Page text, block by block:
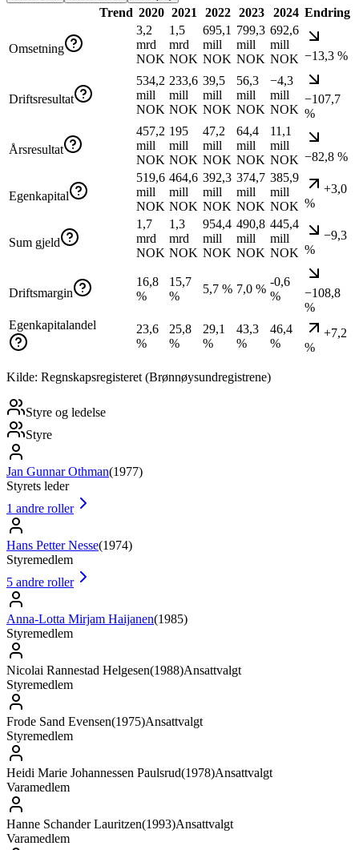
Trend 2020 2021 2022 2023 2024 Endring
Omsetning
3,2
mrd
NOK
1,5
mrd
NOK
695,1
mill
NOK
799,3
mill
NOK
692,6
mill
NOK −13,3 %
Driftsresultat
534,2
mill
NOK
233,6
mill
NOK
39,5
mill
NOK
56,3
mill
NOK
−4,3
mill
NOK
−107,7
%
Årsresultat
457,2
mill
NOK
195
mill
NOK
47,2
mill
NOK
64,4
mill
NOK
11,1
mill
NOK −82,8 %
Egenkapital
519,6
mill
NOK
464,6
mill
NOK
392,3
mill
NOK
374,7
mill
NOK
385,9
mill
NOK
+3,0
%
Sum gjeld
1,7
mrd
NOK
1,3
mrd
NOK
954,4
mill
NOK
490,8
mill
NOK
445,4
mill
NOK
−9,3
%
Driftsmargin
16,8
%
15,7
%
5,7 % 7,0 %
-0,6
%
−108,8
%
Egenkapitalandel
23,6
%
25,8
%
29,1
%
43,3
%
46,4
%
+7,2
%
Kilde: Regnskapsregisteret (Brønnøysundregistrene)
Styre og ledelse
Styre
Jan Gunnar Othman(1977)
Styrets leder
1 andre roller
Hans Petter Nesse(1974)
Styremedlem
5 andre roller
Anna-Lotta Mirjam Haijanen(1985)
Styremedlem
Nicolai Rannestad Helgesen(1988)Ansattvalgt
Styremedlem
Frode Sand Evensen(1975)Ansattvalgt
Styremedlem
Heidi Marie Johannessen Paulsrud(1978)Ansattvalgt
Varamedlem
Hanne Schander Lauritzen(1993)Ansattvalgt
Varamedlem